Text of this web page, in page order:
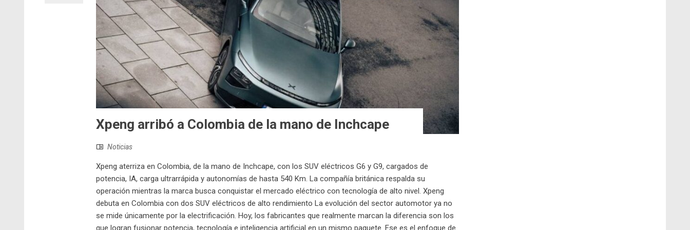
Xpeng arribó a Colombia de la mano de Inchcape
Noticias
Xpeng aterriza en Colombia, de la mano de Inchcape, con los SUV eléctricos G6 y G9, cargados de
potencia, IA, carga ultrarrápida y autonomías de hasta 540 Km. La compañía británica respalda su
operación mientras la marca busca conquistar el mercado eléctrico con tecnología de alto nivel. Xpeng
debuta en Colombia con dos SUV eléctricos de alto rendimiento La evolución del sector automotor ya no
se mide únicamente por la electrificación. Hoy, los fabricantes que realmente marcan la diferencia son los
que logran fusionar potencia, tecnología e inteligencia artificial en un mismo paquete. Ese es el enfoque de